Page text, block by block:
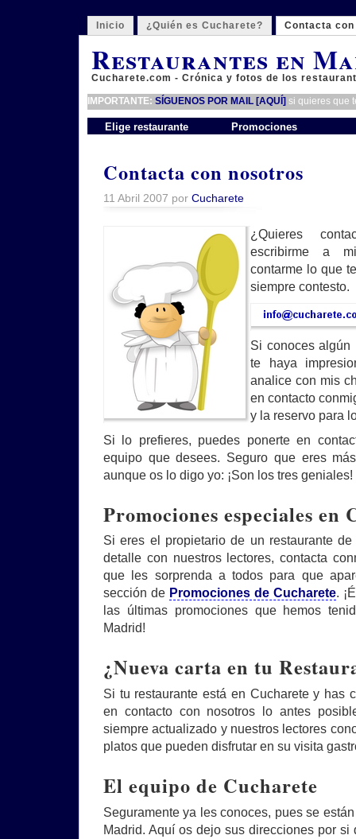
Inicio ¿Quién es Cucharete? Contacta
Restaurantes en
Cucharete.com - Crónica y fotos de los
IMPORTANTE: SÍGUENOS POR MAIL [AQUÍ] si quieres que
Elige restaurante Promociones
Contacta con nosotros
11 Abril 2007 por Cucharete
¿Quieres
escribirme a
contarme lo que
siempre contesto.
Si conoces algún
te haya
analice con mis
en contacto
y la reservo para
Si lo prefieres, puedes ponerte en
equipo que desees. Seguro que eres
aunque os lo digo yo: ¡Son los tres geniales!
Promociones especiales en
Si eres el propietario de un restaurante
detalle con nuestros lectores, contacta
que les sorprenda a todos para que
sección de Promociones de Cucharete.
las últimas promociones que hemos
Madrid!
¿Nueva carta en tu
Si tu restaurante está en Cucharete y has
en contacto con nosotros lo antes
siempre actualizado y nuestros lectores
platos que pueden disfrutar en su visita
El equipo de Cucharete
Seguramente ya les conoces, pues se
Madrid. Aquí os dejo sus direcciones por si